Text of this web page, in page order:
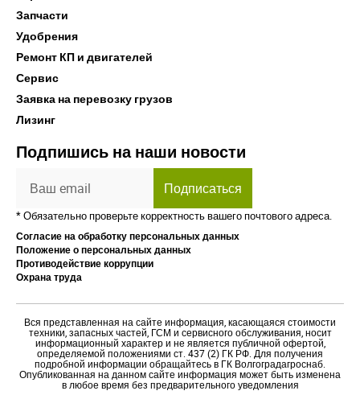
Запчасти
Удобрения
Ремонт КП и двигателей
Сервис
Заявка на перевозку грузов
Лизинг
Подпишись на наши новости
Подписаться
* Обязательно проверьте корректность вашего почтового адреса.
Согласие на обработку персональных данных
Положение о персональных данных
Противодействие коррупции
Охрана труда
Вся представленная на сайте информация, касающаяся стоимости
техники, запасных частей, ГСМ и сервисного обслуживания, носит
информационный характер и не является публичной офертой,
определяемой положениями ст. 437 (2) ГК РФ. Для получения
подробной информации обращайтесь в ГК Волгоградагроснаб.
Опубликованная на данном сайте информация может быть изменена
в любое время без предварительного уведомления